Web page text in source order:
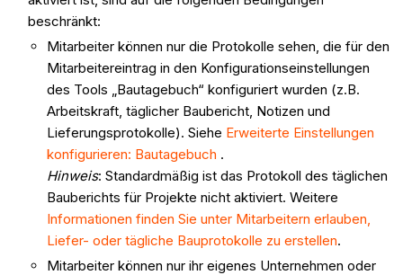
beschränkt:
Mitarbeiter können nur die Protokolle sehen, die für den
Mitarbeitereintrag in den Konfigurationseinstellungen
des Tools „Bautagebuch“ konfiguriert wurden (z.B.
Arbeitskraft, täglicher Baubericht, Notizen und
Lieferungsprotokolle). Siehe Erweiterte Einstellungen
konfigurieren: Bautagebuch .
Hinweis: Standardmäßig ist das Protokoll des täglichen
Bauberichts für Projekte nicht aktiviert. Weitere
Informationen finden Sie unter Mitarbeitern erlauben,
Liefer- oder tägliche Bauprotokolle zu erstellen.
Mitarbeiter können nur ihr eigenes Unternehmen oder